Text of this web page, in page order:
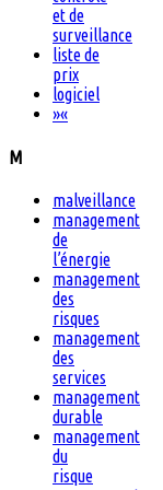
et de
surveillance
liste de
prix
logiciel
»«
M
malveillance
management
de
l’énergie
management
des
risques
management
des
services
management
durable
management
du
risque